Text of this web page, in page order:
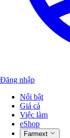
Đăng nhập
Nổi bật
Giá cả
Việc làm
eShop
Farmext